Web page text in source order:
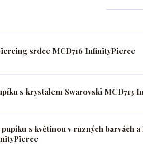
srdce MCD716 InfinityPierce
s krystalem Swarovski MCD713
s květinou v různých barvách